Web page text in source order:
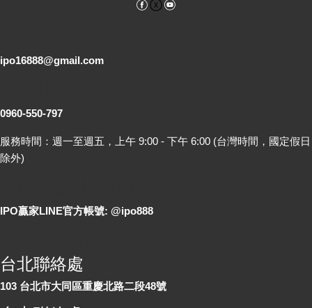
ipo16888@gmail.com
0960-550-797
服務時間：週一至週五，上午 9:00 - 下午 6:00 (台灣時間，國定假日
除外)
IPO贏家LINE官方帳號: @ipo888
台北聯絡處
103 台北市大同區重慶北路二段48號